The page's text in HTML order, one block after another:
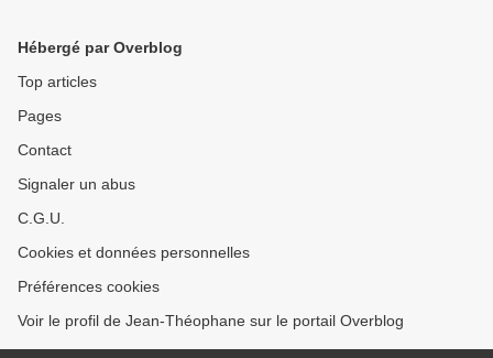
Hébergé par Overblog
Top articles
Pages
Contact
Signaler un abus
C.G.U.
Cookies et données personnelles
Préférences cookies
Voir le profil de Jean-Théophane sur le portail Overblog